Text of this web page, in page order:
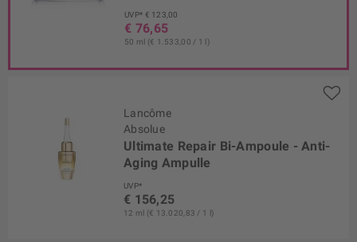
UVP* € 123,00
€ 76,65
50 ml (€ 1.533,00 / 1 l)
Lancôme
Absolue
Ultimate Repair Bi-Ampoule - Anti-
Aging Ampulle
UVP*
€ 156,25
12 ml (€ 13.020,83 / 1 l)